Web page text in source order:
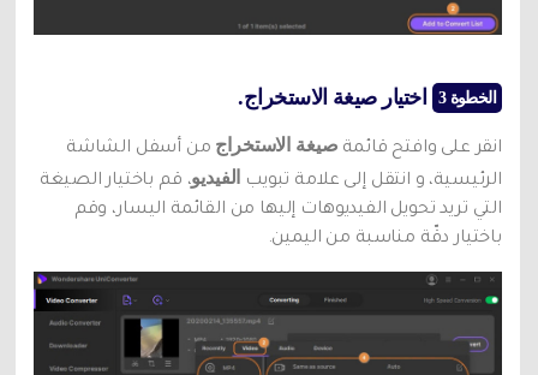
الخطوة 3 اختيار صيغة الاستخراج.
انقر على وافتح قائمة صيغة الاستخراج من أسفل الشاشة
الرئيسية، و انتقل إلى علامة تبويب
الفيديو، قم باختيار الصيغة
التي تريد تحويل الفيديوهات إليها من القائمة اليسار، وقم
باختيار دقّة مناسبة من اليمين.